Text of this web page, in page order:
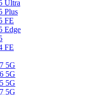
Ultra
Plus
FE
Edge
FE
5G
5G
5G
5G